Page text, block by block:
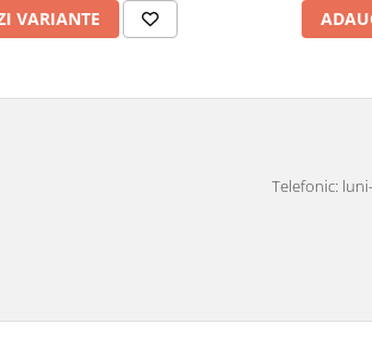
VARIANTE
Telefonic: